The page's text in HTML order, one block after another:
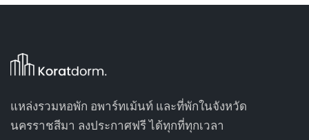
แหล่งรวมหอพัก อพาร์ทเม้นท์ และที่พักในจังหวัด
นครราชสีมา ลงประกาศฟรี ได้ทุกที่ทุกเวลา